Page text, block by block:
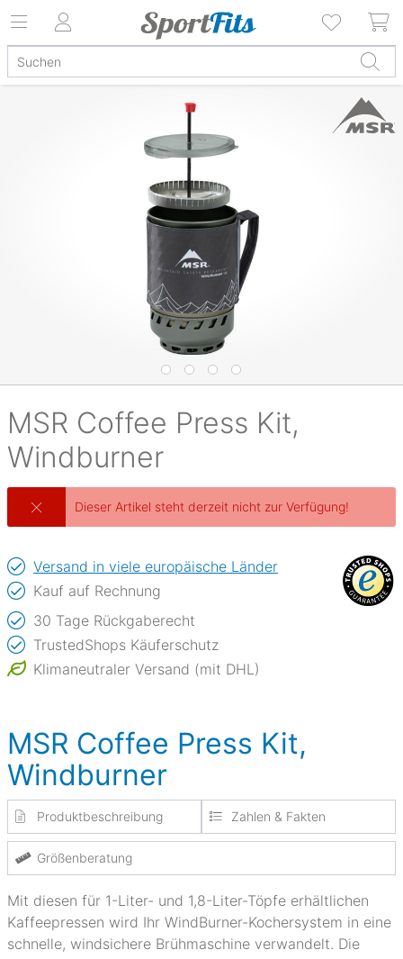
MSR Coffee Press Kit,
Windburner
Dieser Artikel steht derzeit nicht zur Verfügung!
Versand in viele europäische Länder
Kauf auf Rechnung
30 Tage Rückgaberecht
TrustedShops Käuferschutz
Klimaneutraler Versand (mit DHL)
MSR Coffee Press Kit,
Windburner
Produktbeschreibung Zahlen & Fakten
Größenberatung
Mit diesen für 1-Liter- und 1,8-Liter-Töpfe erhältlichen
Kaffeepressen wird Ihr WindBurner-Kochersystem in eine
schnelle, windsichere Brühmaschine verwandelt. Die